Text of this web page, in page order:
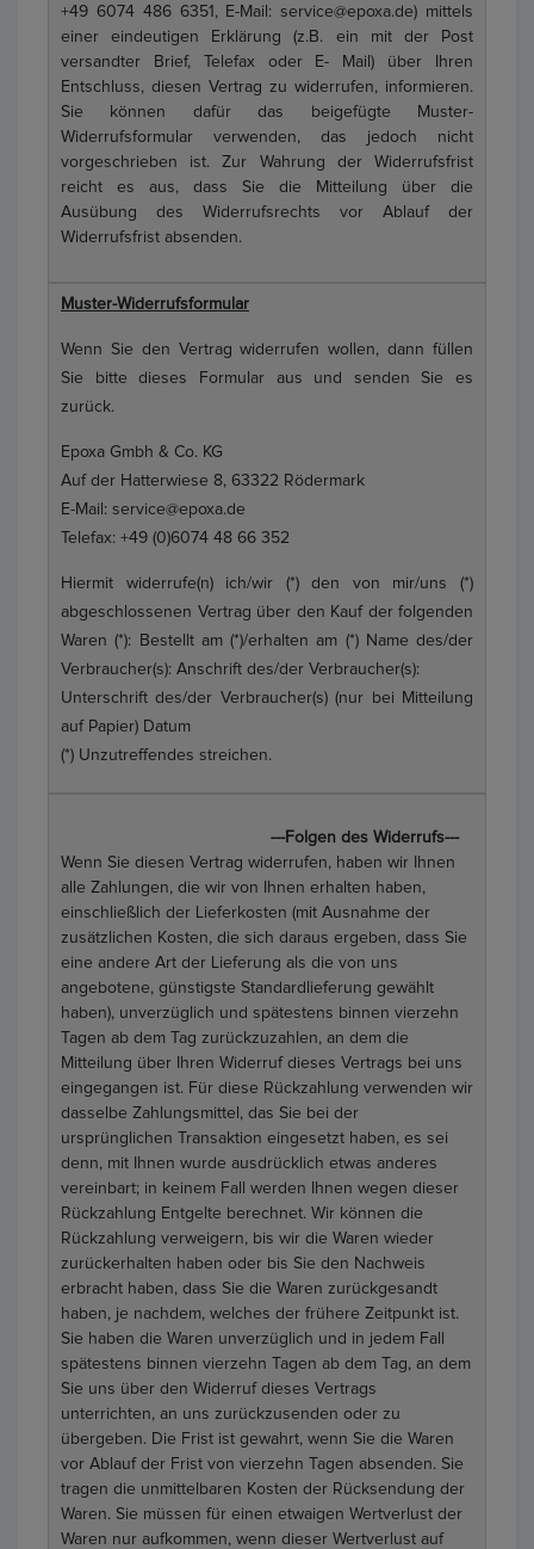
+49 6074 486 6351, E-Mail: service@epoxa.de) mittels
einer eindeutigen Erklärung (z.B. ein mit der Post
versandter Brief, Telefax oder E- Mail) über Ihren
Entschluss, diesen Vertrag zu widerrufen, informieren.
Sie können dafür das beigefügte Muster-
Widerrufsformular verwenden, das jedoch nicht
vorgeschrieben ist. Zur Wahrung der Widerrufsfrist
reicht es aus, dass Sie die Mitteilung über die
Ausübung des Widerrufsrechts vor Ablauf der
Widerrufsfrist absenden.
Muster-Widerrufsformular
Wenn Sie den Vertrag widerrufen wollen, dann füllen
Sie bitte dieses Formular aus und senden Sie es
zurück.
Epoxa Gmbh & Co. KG
Auf der Hatterwiese 8, 63322 Rödermark
E-Mail: service@epoxa.de
Telefax: +49 (0)6074 48 66 352
Hiermit widerrufe(n) ich/wir (*) den von mir/uns (*)
abgeschlossenen Vertrag über den Kauf der folgenden
Waren (*): Bestellt am (*)/erhalten am (*) Name des/der
Verbraucher(s): Anschrift des/der Verbraucher(s):
Unterschrift des/der Verbraucher(s) (nur bei Mitteilung
auf Papier) Datum
(*) Unzutreffendes streichen.
---Folgen des Widerrufs---
Wenn Sie diesen Vertrag widerrufen, haben wir Ihnen
alle Zahlungen, die wir von Ihnen erhalten haben,
einschließlich der Lieferkosten (mit Ausnahme der
zusätzlichen Kosten, die sich daraus ergeben, dass Sie
eine andere Art der Lieferung als die von uns
angebotene, günstigste Standardlieferung gewählt
haben), unverzüglich und spätestens binnen vierzehn
Tagen ab dem Tag zurückzuzahlen, an dem die
Mitteilung über Ihren Widerruf dieses Vertrags bei uns
eingegangen ist. Für diese Rückzahlung verwenden wir
dasselbe Zahlungsmittel, das Sie bei der
ursprünglichen Transaktion eingesetzt haben, es sei
denn, mit Ihnen wurde ausdrücklich etwas anderes
vereinbart; in keinem Fall werden Ihnen wegen dieser
Rückzahlung Entgelte berechnet. Wir können die
Rückzahlung verweigern, bis wir die Waren wieder
zurückerhalten haben oder bis Sie den Nachweis
erbracht haben, dass Sie die Waren zurückgesandt
haben, je nachdem, welches der frühere Zeitpunkt ist.
Sie haben die Waren unverzüglich und in jedem Fall
spätestens binnen vierzehn Tagen ab dem Tag, an dem
Sie uns über den Widerruf dieses Vertrags
unterrichten, an uns zurückzusenden oder zu
übergeben. Die Frist ist gewahrt, wenn Sie die Waren
vor Ablauf der Frist von vierzehn Tagen absenden. Sie
tragen die unmittelbaren Kosten der Rücksendung der
Waren. Sie müssen für einen etwaigen Wertverlust der
Waren nur aufkommen, wenn dieser Wertverlust auf